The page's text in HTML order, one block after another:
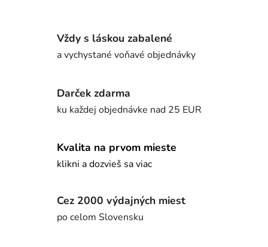
Vždy s láskou zabalené
a vychystané voňavé objednávky
Darček zdarma
ku každej objednávke nad 25 EUR
Kvalita na prvom mieste
klikni a dozvieš sa viac
Cez 2000 výdajných miest
po celom Slovensku